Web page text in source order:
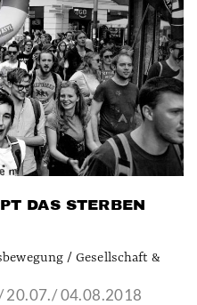
DAS STERBEN
/ Gesellschaft &
20.07./ 04.08.2018